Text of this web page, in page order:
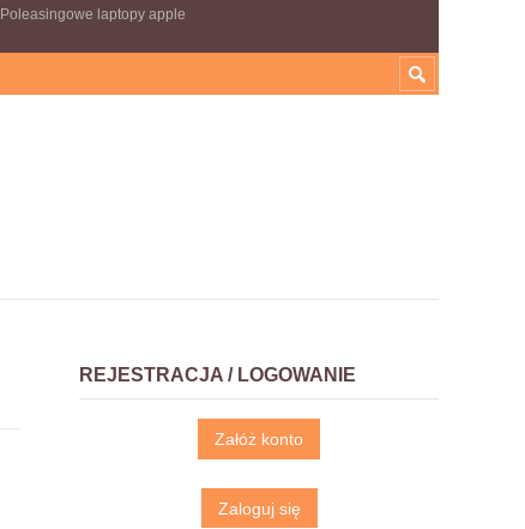
Poleasingowe laptopy apple
REJESTRACJA / LOGOWANIE
Załóż konto
Zaloguj się